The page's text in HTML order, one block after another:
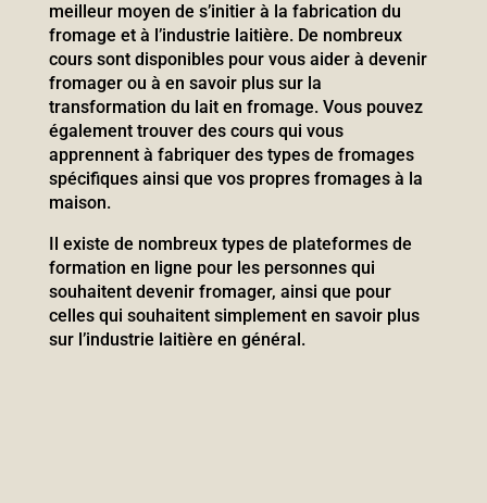
meilleur moyen de s’initier à la fabrication du
fromage et à l’industrie laitière. De nombreux
cours sont disponibles pour vous aider à devenir
fromager ou à en savoir plus sur la
transformation du lait en fromage. Vous pouvez
également trouver des cours qui vous
apprennent à fabriquer des types de fromages
spécifiques ainsi que vos propres fromages à la
maison.
Il existe de nombreux types de plateformes de
formation en ligne pour les personnes qui
souhaitent devenir fromager, ainsi que pour
celles qui souhaitent simplement en savoir plus
sur l’industrie laitière en général.